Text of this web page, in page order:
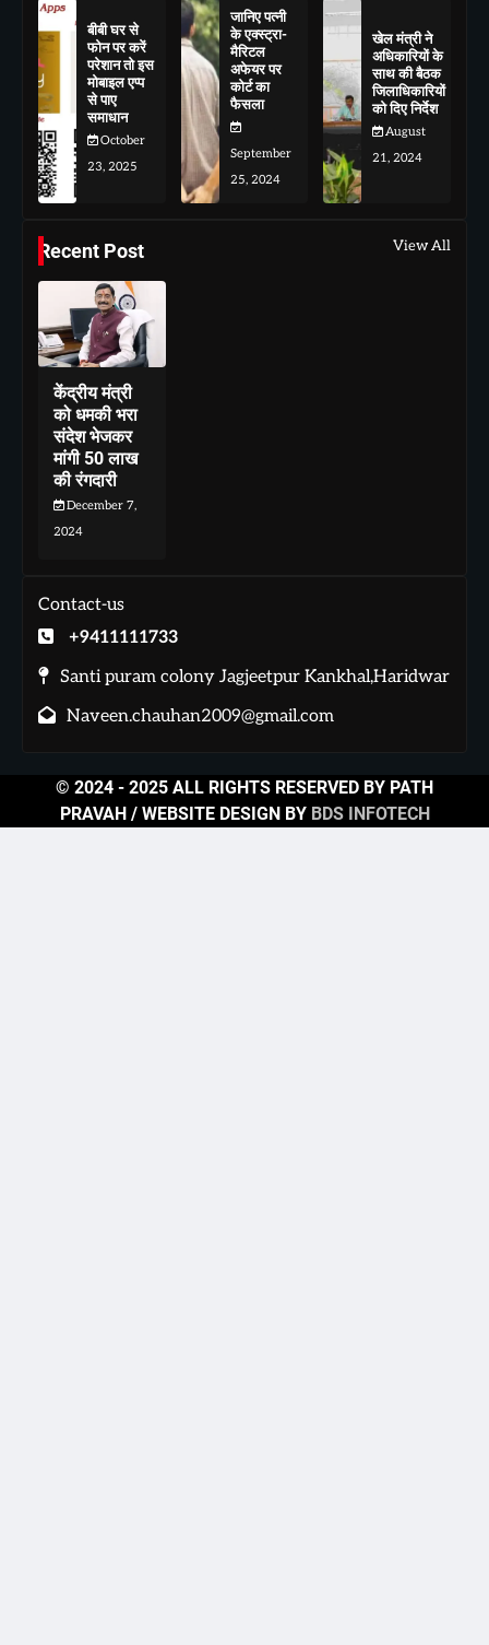
बीबी घर से
फोन पर करें
परेशान तो इस
मोबाइल एप्प
से पाए
समाधान
October
23, 2025
जानिए पत्नी
के एक्स्ट्रा-
मैरिटल
अफेयर पर
कोर्ट का
फैसला
September
25, 2024
खेल मंत्री ने
अधिकारियों के
साथ की बैठक
जिलाधिकारियों
को दिए निर्देश
August
21, 2024
Recent Post View All
केंद्रीय मंत्री
को धमकी भरा
संदेश भेजकर
मांगी 50 लाख
की रंगदारी
December 7,
2024
Contact-us
+9411111733
Santi puram colony Jagjeetpur Kankhal,Haridwar
Naveen.chauhan2009@gmail.com
© 2024 - 2025 ALL RIGHTS RESERVED BY PATH
PRAVAH / WEBSITE DESIGN BY BDS INFOTECH